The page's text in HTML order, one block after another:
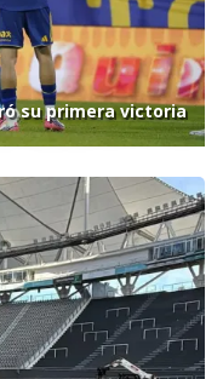
su primera victoria